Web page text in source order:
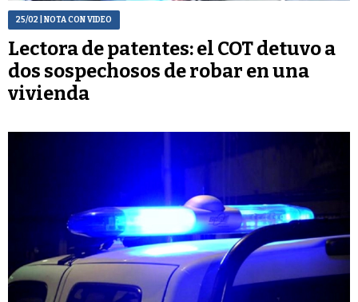
25/02 | NOTA CON VIDEO
Lectora de patentes: el COT detuvo a
dos sospechosos de robar en una
vivienda